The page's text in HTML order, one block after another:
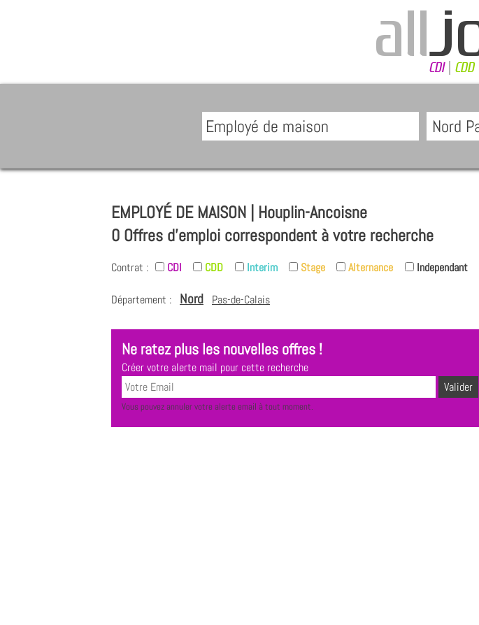
EMPLOYÉ DE MAISON | Houplin-Ancoisne
0 Offres d'emploi correspondent à votre recherche
Contrat : CDI CDD Interim Stage Alternance Independant
Département : Nord Pas-de-Calais
Ne ratez plus les nouvelles offres !
Créer votre alerte mail pour cette recherche
Vous pouvez annuler votre alerte email à tout moment.